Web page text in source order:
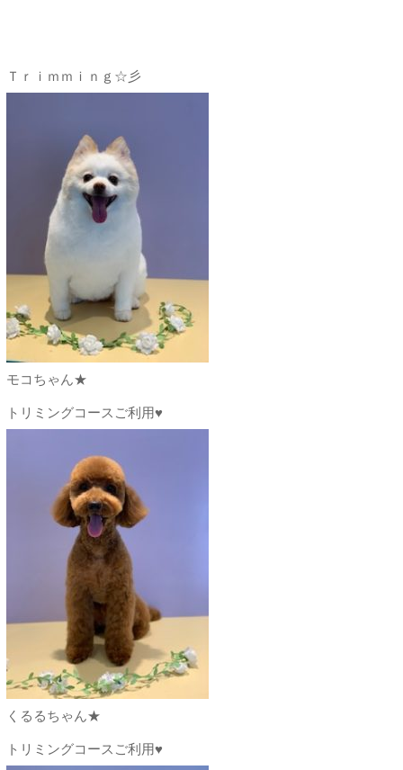
Ｔｒｉｍｍｉｎｇ☆彡
モコちゃん★
トリミングコースご利用♥
くるるちゃん★
トリミングコースご利用♥